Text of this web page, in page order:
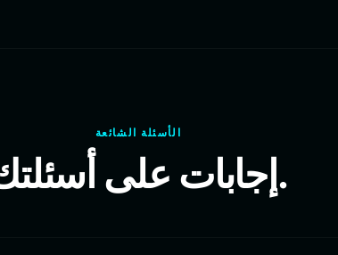
الأسئلة الشائعة
إجابات على أسئلتك.